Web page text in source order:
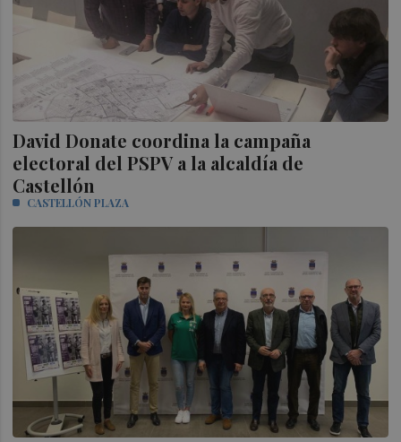
David Donate coordina la campaña
electoral del PSPV a la alcaldía de
Castellón
CASTELLÓN PLAZA